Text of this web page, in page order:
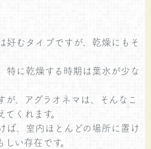
好むタイプですが、乾燥にもそ
特に乾燥する時期は葉水が少な
、アグラオネマは、そんなこ
くれます。
ば、室内ほとんどの場所に置け
い存在です。